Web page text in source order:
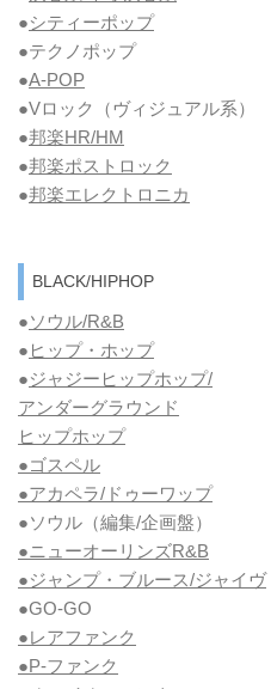
●シティーポップ
●テクノポップ
●A-POP
●Vロック
（ヴィジュアル系）
●邦楽HR/HM
●邦楽ポストロック
●邦楽エレクトロニカ
BLACK/HIPHOP
●ソウル/R&B
● ヒップ・ホップ
●ジャジーヒップホップ/
アンダーグラウンド
ヒップホップ
●ゴスペル
●アカペラ/ドゥーワップ
●ソウル （編集/企画盤）
●ニューオーリンズR&B
●ジャンプ・ブルース/ジャイヴ
●GO-GO
●レアファンク
●P-ファンク